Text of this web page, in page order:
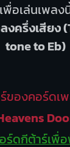
อเล่นเพลง
งครึ่งเสียง
tone to Eb)
ของคอร์ดเ
ร์ดกีต้าร์เพื่